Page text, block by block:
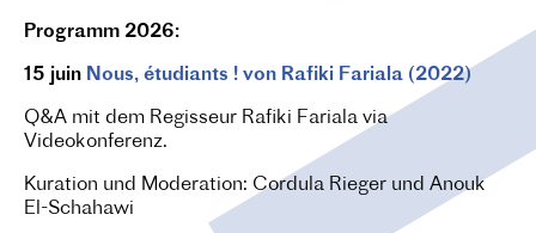
Programm 2026:
15 juin Nous, étudiants ! von Rafiki Fariala (2022)
Q&A mit dem Regisseur Rafiki Fariala via
Videokonferenz.
Kuration und Moderation: Cordula Rieger und Anouk
El-Schahawi